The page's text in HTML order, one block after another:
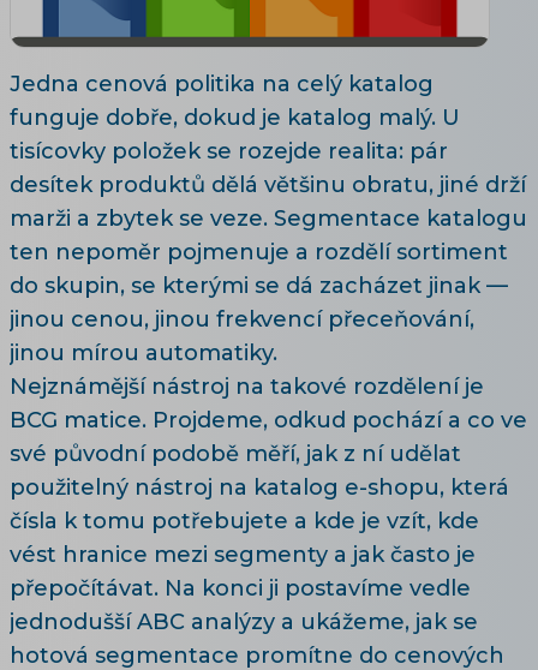
Jedna cenová politika na celý katalog
funguje dobře, dokud je katalog malý. U
tisícovky položek se rozejde realita: pár
desítek produktů dělá většinu obratu, jiné drží
marži a zbytek se veze. Segmentace katalogu
ten nepoměr pojmenuje a rozdělí sortiment
do skupin, se kterými se dá zacházet jinak —
jinou cenou, jinou frekvencí přeceňování,
jinou mírou automatiky.
Nejznámější nástroj na takové rozdělení je
BCG matice. Projdeme, odkud pochází a co ve
své původní podobě měří, jak z ní udělat
použitelný nástroj na katalog e-shopu, která
čísla k tomu potřebujete a kde je vzít, kde
vést hranice mezi segmenty a jak často je
přepočítávat. Na konci ji postavíme vedle
jednodušší ABC analýzy a ukážeme, jak se
hotová segmentace promítne do cenových